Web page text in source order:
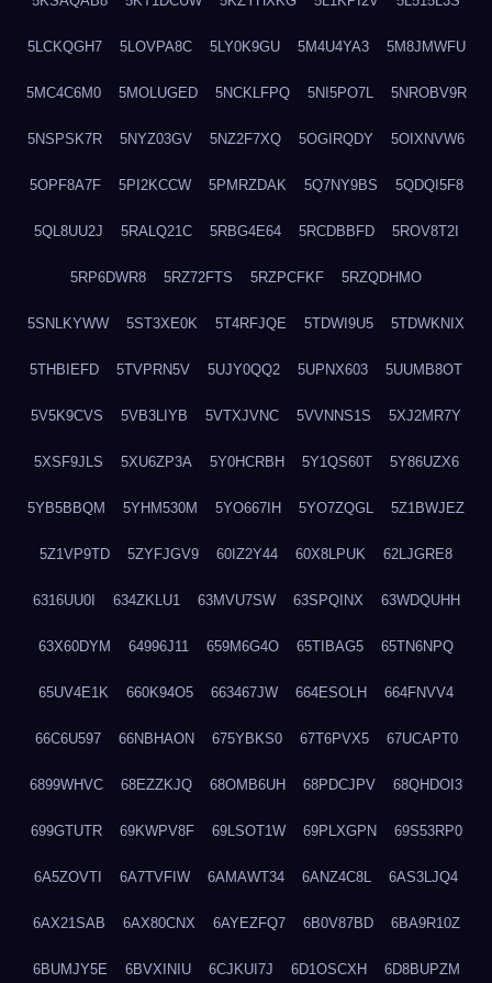
5LCKQGH7 5LOVPA8C 5LY0K9GU 5M4U4YA3 5M8JMWFU
5MC4C6M0 5MOLUGED 5NCKLFPQ 5NI5PO7L 5NROBV9R
5NSPSK7R 5NYZ03GV 5NZ2F7XQ 5OGIRQDY 5OIXNVW6
5OPF8A7F 5PI2KCCW 5PMRZDAK 5Q7NY9BS 5QDQI5F8
5QL8UU2J 5RALQ21C 5RBG4E64 5RCDBBFD 5ROV8T2I
5RP6DWR8 5RZ72FTS 5RZPCFKF 5RZQDHMO
5SNLKYWW 5ST3XE0K 5T4RFJQE 5TDWI9U5 5TDWKNIX
5THBIEFD 5TVPRN5V 5UJY0QQ2 5UPNX603 5UUMB8OT
5V5K9CVS 5VB3LIYB 5VTXJVNC 5VVNNS1S 5XJ2MR7Y
5XSF9JLS 5XU6ZP3A 5Y0HCRBH 5Y1QS60T 5Y86UZX6
5YB5BBQM 5YHM530M 5YO667IH 5YO7ZQGL 5Z1BWJEZ
5Z1VP9TD 5ZYFJGV9 60IZ2Y44 60X8LPUK 62LJGRE8
6316UU0I 634ZKLU1 63MVU7SW 63SPQINX 63WDQUHH
63X60DYM 64996J11 659M6G4O 65TIBAG5 65TN6NPQ
65UV4E1K 660K94O5 663467JW 664ESOLH 664FNVV4
66C6U597 66NBHAON 675YBKS0 67T6PVX5 67UCAPT0
6899WHVC 68EZZKJQ 68OMB6UH 68PDCJPV 68QHDOI3
699GTUTR 69KWPV8F 69LSOT1W 69PLXGPN 69S53RP0
6A5ZOVTI 6A7TVFIW 6AMAWT34 6ANZ4C8L 6AS3LJQ4
6AX21SAB 6AX80CNX 6AYEZFQ7 6B0V87BD 6BA9R10Z
6BUMJY5E 6BVXINIU 6CJKUI7J 6D1OSCXH 6D8BUPZM